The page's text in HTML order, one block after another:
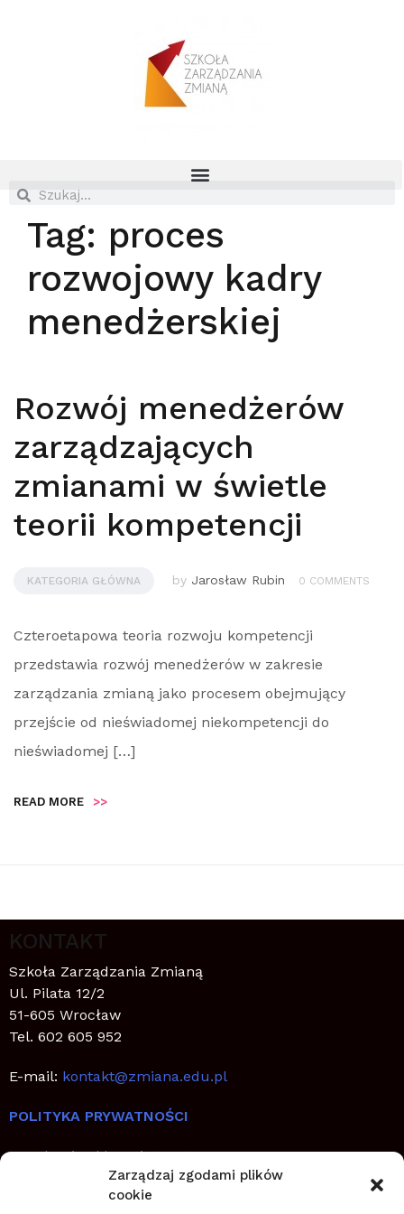
Zarządzaj zgodami plików
cookie
Tag: proces
rozwojowy kadry
menedżerskiej
Rozwój menedżerów
zarządzających
zmianami w świetle
teorii kompetencji
KATEGORIA GŁÓWNA by Jarosław Rubin 0 COMMENTS
Czteroetapowa teoria rozwoju kompetencji
przedstawia rozwój menedżerów w zakresie
zarządzania zmianą jako procesem obejmujący
przejście od nieświadomej niekompetencji do
nieświadomej […]
READ MORE >>
KONTAKT
Szkoła Zarządzania Zmianą
Ul. Pilata 12/2
51-605 Wrocław
Tel. 602 605 952
E-mail: kontakt@zmiana.edu.pl
POLITYKA PRYWATNOŚCI
Regulamin sklepu internetowego